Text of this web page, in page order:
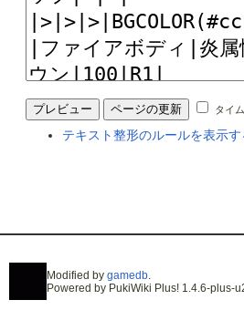
タイ
テキスト整形のルールを表示す
Modified by gamedb.
Powered by PukiWiki Plus! 1.4.6-plus-